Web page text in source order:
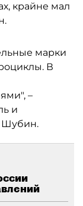
крайне мал
марки
В
–
и
Шубин.